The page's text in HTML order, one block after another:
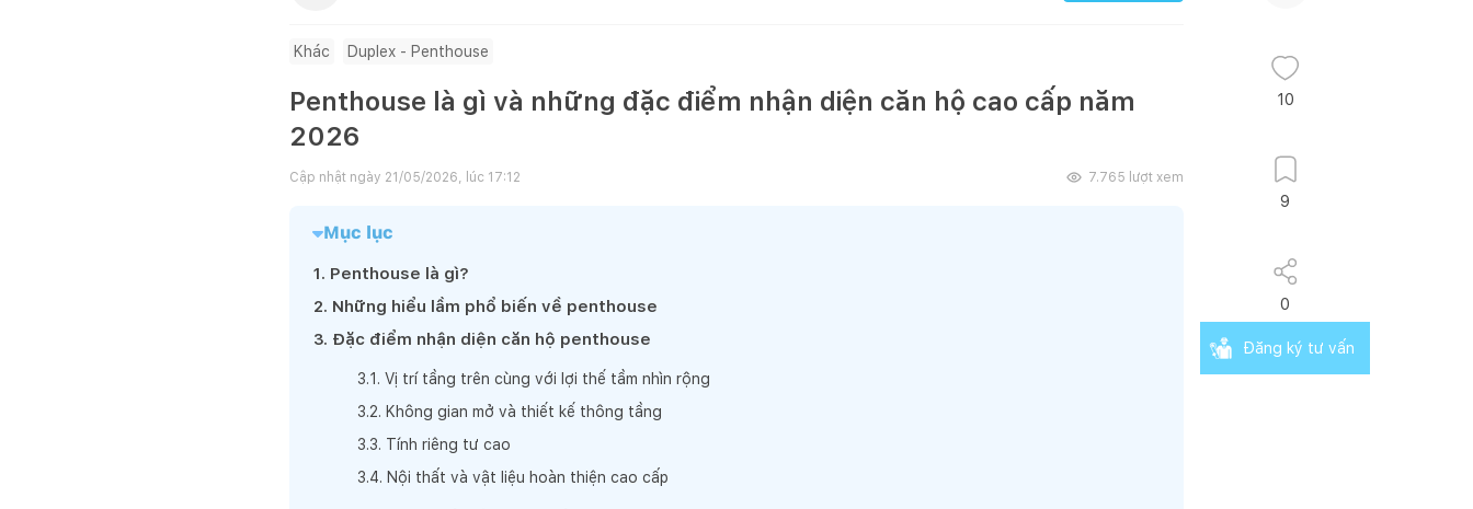
Khác Duplex - Penthouse
Penthouse là gì và những đặc điểm nhận diện căn hộ cao cấp năm
2026
Cập nhật ngày 21/05/2026, lúc 17:12 7.765 lượt xem
Mục lục
1. Penthouse là gì?
2. Những hiểu lầm phổ biến về penthouse
3. Đặc điểm nhận diện căn hộ penthouse
3.1 . Vị trí tầng trên cùng với lợi thế tầm nhìn rộng
3.2. Không gian mở và thiết kế thông tầng
3.3. Tính riêng tư cao
3.4. Nội thất và vật liệu hoàn thiện cao cấp
10
9
0
Đăng ký tư vấn